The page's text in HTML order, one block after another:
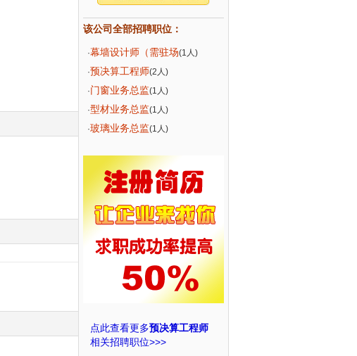
该公司全部招聘职位：
·幕墙设计师（需驻场(1人)
·预决算工程师(2人)
·门窗业务总监(1人)
·型材业务总监(1人)
·玻璃业务总监(1人)
点此查看更多预决算工程师
相关招聘职位>>>